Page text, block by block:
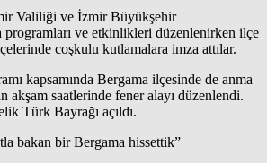
Valiliği ve İzmir Büyükşehir
programları ve etkinlikleri düzenlenirken ilçe
coşkulu kutlamalara imza attılar.
kapsamında Bergama ilçesinde de anma
akşam saatlerinde fener alayı düzenlendi.
Türk Bayrağı açıldı.
bakan bir Bergama hissettik”